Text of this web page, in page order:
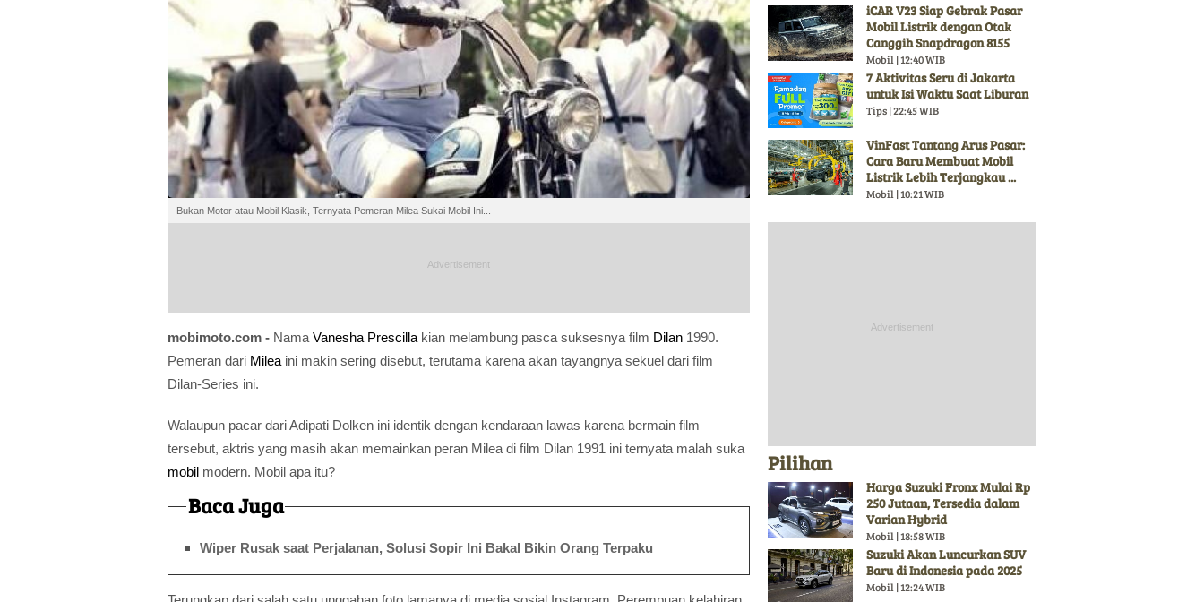
Bukan Motor atau Mobil Klasik, Ternyata Pemeran Milea Sukai Mobil Ini...
mobimoto.com - Nama Vanesha Prescilla kian melambung pasca suksesnya film Dilan 1990.
Pemeran dari Milea ini makin sering disebut, terutama karena akan tayangnya sekuel dari film
Dilan-Series ini.
Walaupun pacar dari Adipati Dolken ini identik dengan kendaraan lawas karena bermain film
tersebut, aktris yang masih akan memainkan peran Milea di film Dilan 1991 ini ternyata malah suka
mobil modern. Mobil apa itu?
Baca Juga
Wiper Rusak saat Perjalanan, Solusi Sopir Ini Bakal Bikin Orang Terpaku
iCAR V23 Siap Gebrak Pasar
Mobil Listrik dengan Otak
Canggih Snapdragon 8155
Mobil | 12:40 WIB
7 Aktivitas Seru di Jakarta
untuk Isi Waktu Saat Liburan
Tips | 22:45 WIB
VinFast Tantang Arus Pasar:
Cara Baru Membuat Mobil
Listrik Lebih Terjangkau ...
Mobil | 10:21 WIB
Pilihan
Harga Suzuki Fronx Mulai Rp
250 Jutaan, Tersedia dalam
Varian Hybrid
Mobil | 18:58 WIB
Suzuki Akan Luncurkan SUV
Baru di Indonesia pada 2025
Mobil | 12:24 WIB